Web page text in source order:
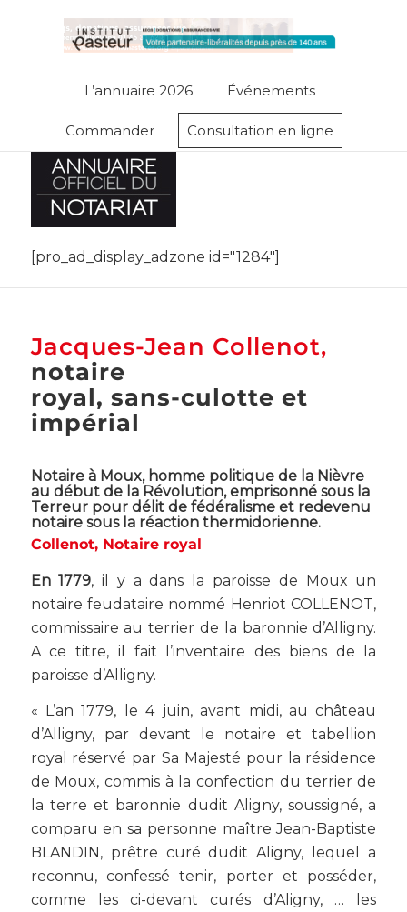
L’annuaire 2026 Événements
Commander Consultation en ligne
[pro_ad_display_adzone id="1284"]
Jacques-Jean Collenot,
notaire
royal, sans-culotte et
impérial
Notaire à Moux, homme politique de la Nièvre
au début de la Révolution, emprisonné sous la
Terreur pour délit de fédéralisme et redevenu
notaire sous la réaction thermidorienne.
Collenot, Notaire royal
En 1779, il y a dans la paroisse de Moux un
notaire feudataire nommé Henriot COLLENOT,
commissaire au terrier de la baronnie d’Alligny.
A ce titre, il fait l’inventaire des biens de la
paroisse d’Alligny.
« L’an 1779, le 4 juin, avant midi, au château
d’Alligny, par devant le notaire et tabellion
royal réservé par Sa Majesté pour la résidence
de Moux, commis à la confection du terrier de
la terre et baronnie dudit Aligny, soussigné, a
comparu en sa personne maître Jean-Baptiste
BLANDIN, prêtre curé dudit Aligny, lequel a
reconnu, confessé tenir, porter et posséder,
comme les ci-devant curés d’Aligny, … les